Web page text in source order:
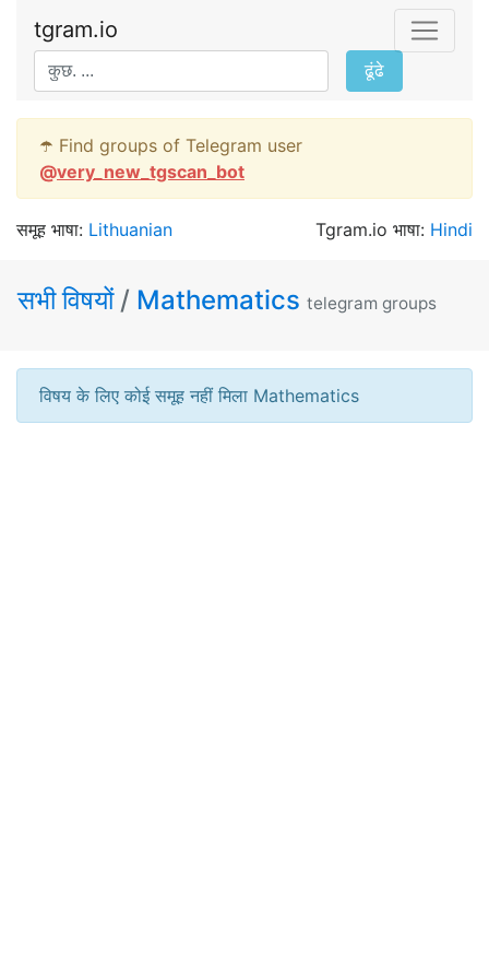
tgram.io
ढूंढे
☂️ Find groups of Telegram user
@very_new_tgscan_bot
समूह भाषा: Lithuanian Tgram.io भाषा: Hindi
सभी विषयों / Mathematics telegram groups
विषय के लिए कोई समूह नहीं मिला Mathematics